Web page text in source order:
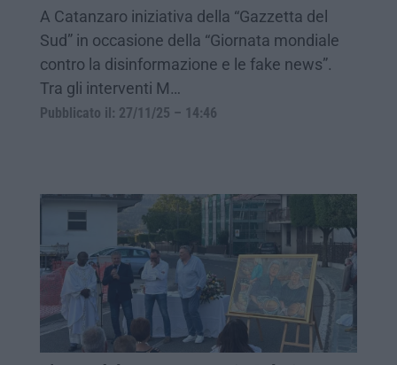
A Catanzaro iniziativa della “Gazzetta del
Sud” in occasione della “Giornata mondiale
contro la disinformazione e le fake news”.
Tra gli interventi M…
Pubblicato il: 27/11/25 – 14:46